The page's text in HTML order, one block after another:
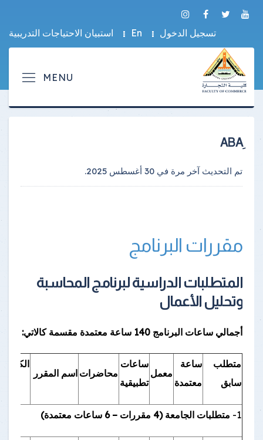
تسجيل الدخول En استبيان الاحتياجات التدريبية
تم التحديث آخر مرة في 30 أغسطس 2025 .
مقررات البرنامج
المتطلبات الدراسية لبرنامج المحاسبة
وتحليل الأعمال
أجمالي ساعات البرنامج 140 ساعة معتمدة مقسمة كالاتي:
متطلب
سابق
ساعة
معتمدة
معمل
ساعات
تطبيقية
محاضرات اسم المقرر
الكود
1- متطلبات الجامعة (4 مقررات – 6 ساعات معتمدة)